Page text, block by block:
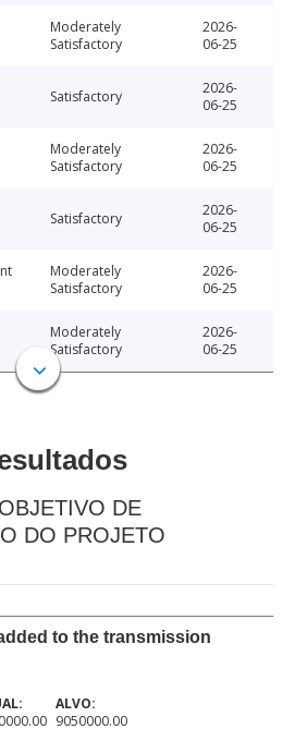
Moderately
Satisfactory
2026-
06-25
Satisfactory
2026-
06-25
Moderately
Satisfactory
2026-
06-25
Satisfactory
2026-
06-25
Moderately
Satisfactory
2026-
06-25
Moderately
Satisfactory
2026-
06-25
DE
DO PROJETO
to the transmission
9050000.00